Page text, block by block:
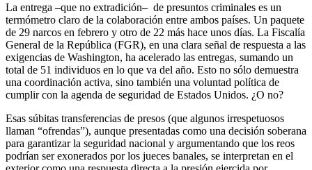
La entrega –que no extradición– de presuntos criminales es un
termómetro claro de la colaboración entre ambos países. Un paquete
de 29 narcos en febrero y otro de 22 más hace unos días. La Fiscalía
General de la República (FGR), en una clara señal de respuesta a las
exigencias de Washington, ha acelerado las entregas, sumando un
total de 51 individuos en lo que va del año. Esto no sólo demuestra
una coordinación activa, sino también una voluntad política de
cumplir con la agenda de seguridad de Estados Unidos. ¿O no?
Esas súbitas transferencias de presos (que algunos irrespetuosos
llaman “ofrendas”), aunque presentadas como una decisión soberana
para garantizar la seguridad nacional y argumentando que los reos
podrían ser exonerados por los jueces banales, se interpretan en el